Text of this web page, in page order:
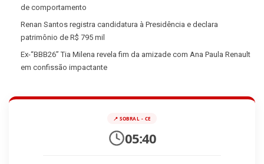
de comportamento
Renan Santos registra candidatura à Presidência e declara
patrimônio de R$ 795 mil
Ex-“BBB26” Tia Milena revela fim da amizade com Ana Paula Renault
em confissão impactante
📍 SOBRAL - CE
05:40